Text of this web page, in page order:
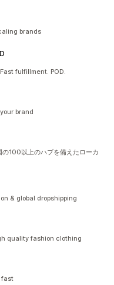
brands
fulfillment. POD.
brand
100以上のハブを備えたローカ
& global dropshipping
quality fashion clothing
fast